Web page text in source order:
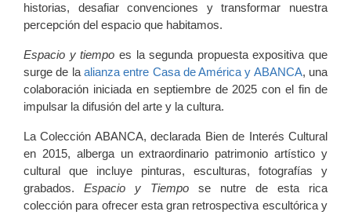
historias, desafiar convenciones y transformar nuestra
percepción del espacio que habitamos.
Espacio y tiempo es la segunda propuesta expositiva que
surge de la alianza entre Casa de América y ABANCA, una
colaboración iniciada en septiembre de 2025 con el fin de
impulsar la difusión del arte y la cultura.
La Colección ABANCA, declarada Bien de Interés Cultural
en 2015, alberga un extraordinario patrimonio artístico y
cultural que incluye pinturas, esculturas, fotografías y
grabados. Espacio y Tiempo se nutre de esta rica
colección para ofrecer esta gran retrospectiva escultórica y